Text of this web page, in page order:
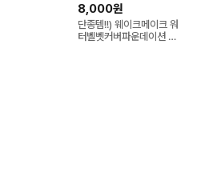
8,000원
단종템!!) 웨이크메이크 워
터벨벳커버파운데이션 21